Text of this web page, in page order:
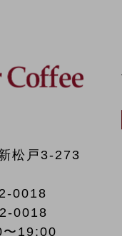
松戸3-273
0018
0018
19:00